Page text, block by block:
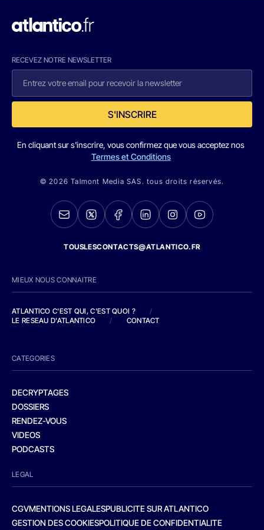
RECEVEZ NOTRE NEWSLETTER
S'INSCRIRE
En cliquant sur s'inscrire, vous confirmez que vous acceptez nos
Termes et Conditions
© 2026 Talmont Media SAS. tous droits réservés.
TOUSLESCONTACTS@ATLANTICO.FR
MIEUX NOUS CONNAITRE
ATLANTICO C'EST QUI, C'EST QUOI ?
/
LE RESEAU D'ATLANTICO
/ CONTACT
CATEGORIES
DECRYPTAGES
DOSSIERS
RENDEZ-VOUS
VIDEOS
PODCASTS
LEGAL
CGVMENTIONS LEGALESPUBLICITE SUR ATLANTICO
GESTION DES COOKIESPOLITIQUE DE CONFIDENTIALITE